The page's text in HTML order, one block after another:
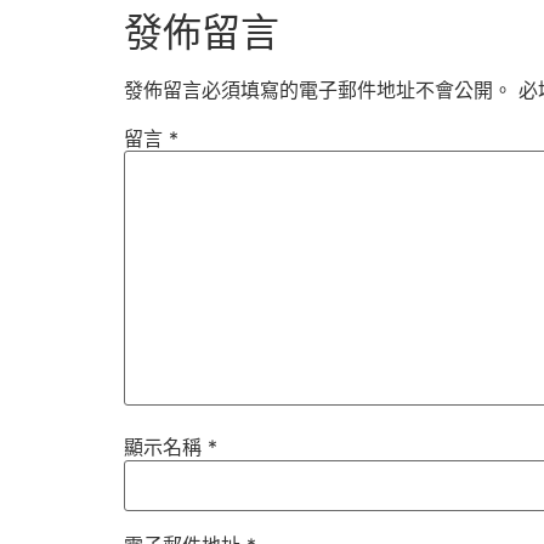
發佈留言
發佈留言必須填寫的電子郵件地址不會公開。 必
留言 *
顯示名稱 *